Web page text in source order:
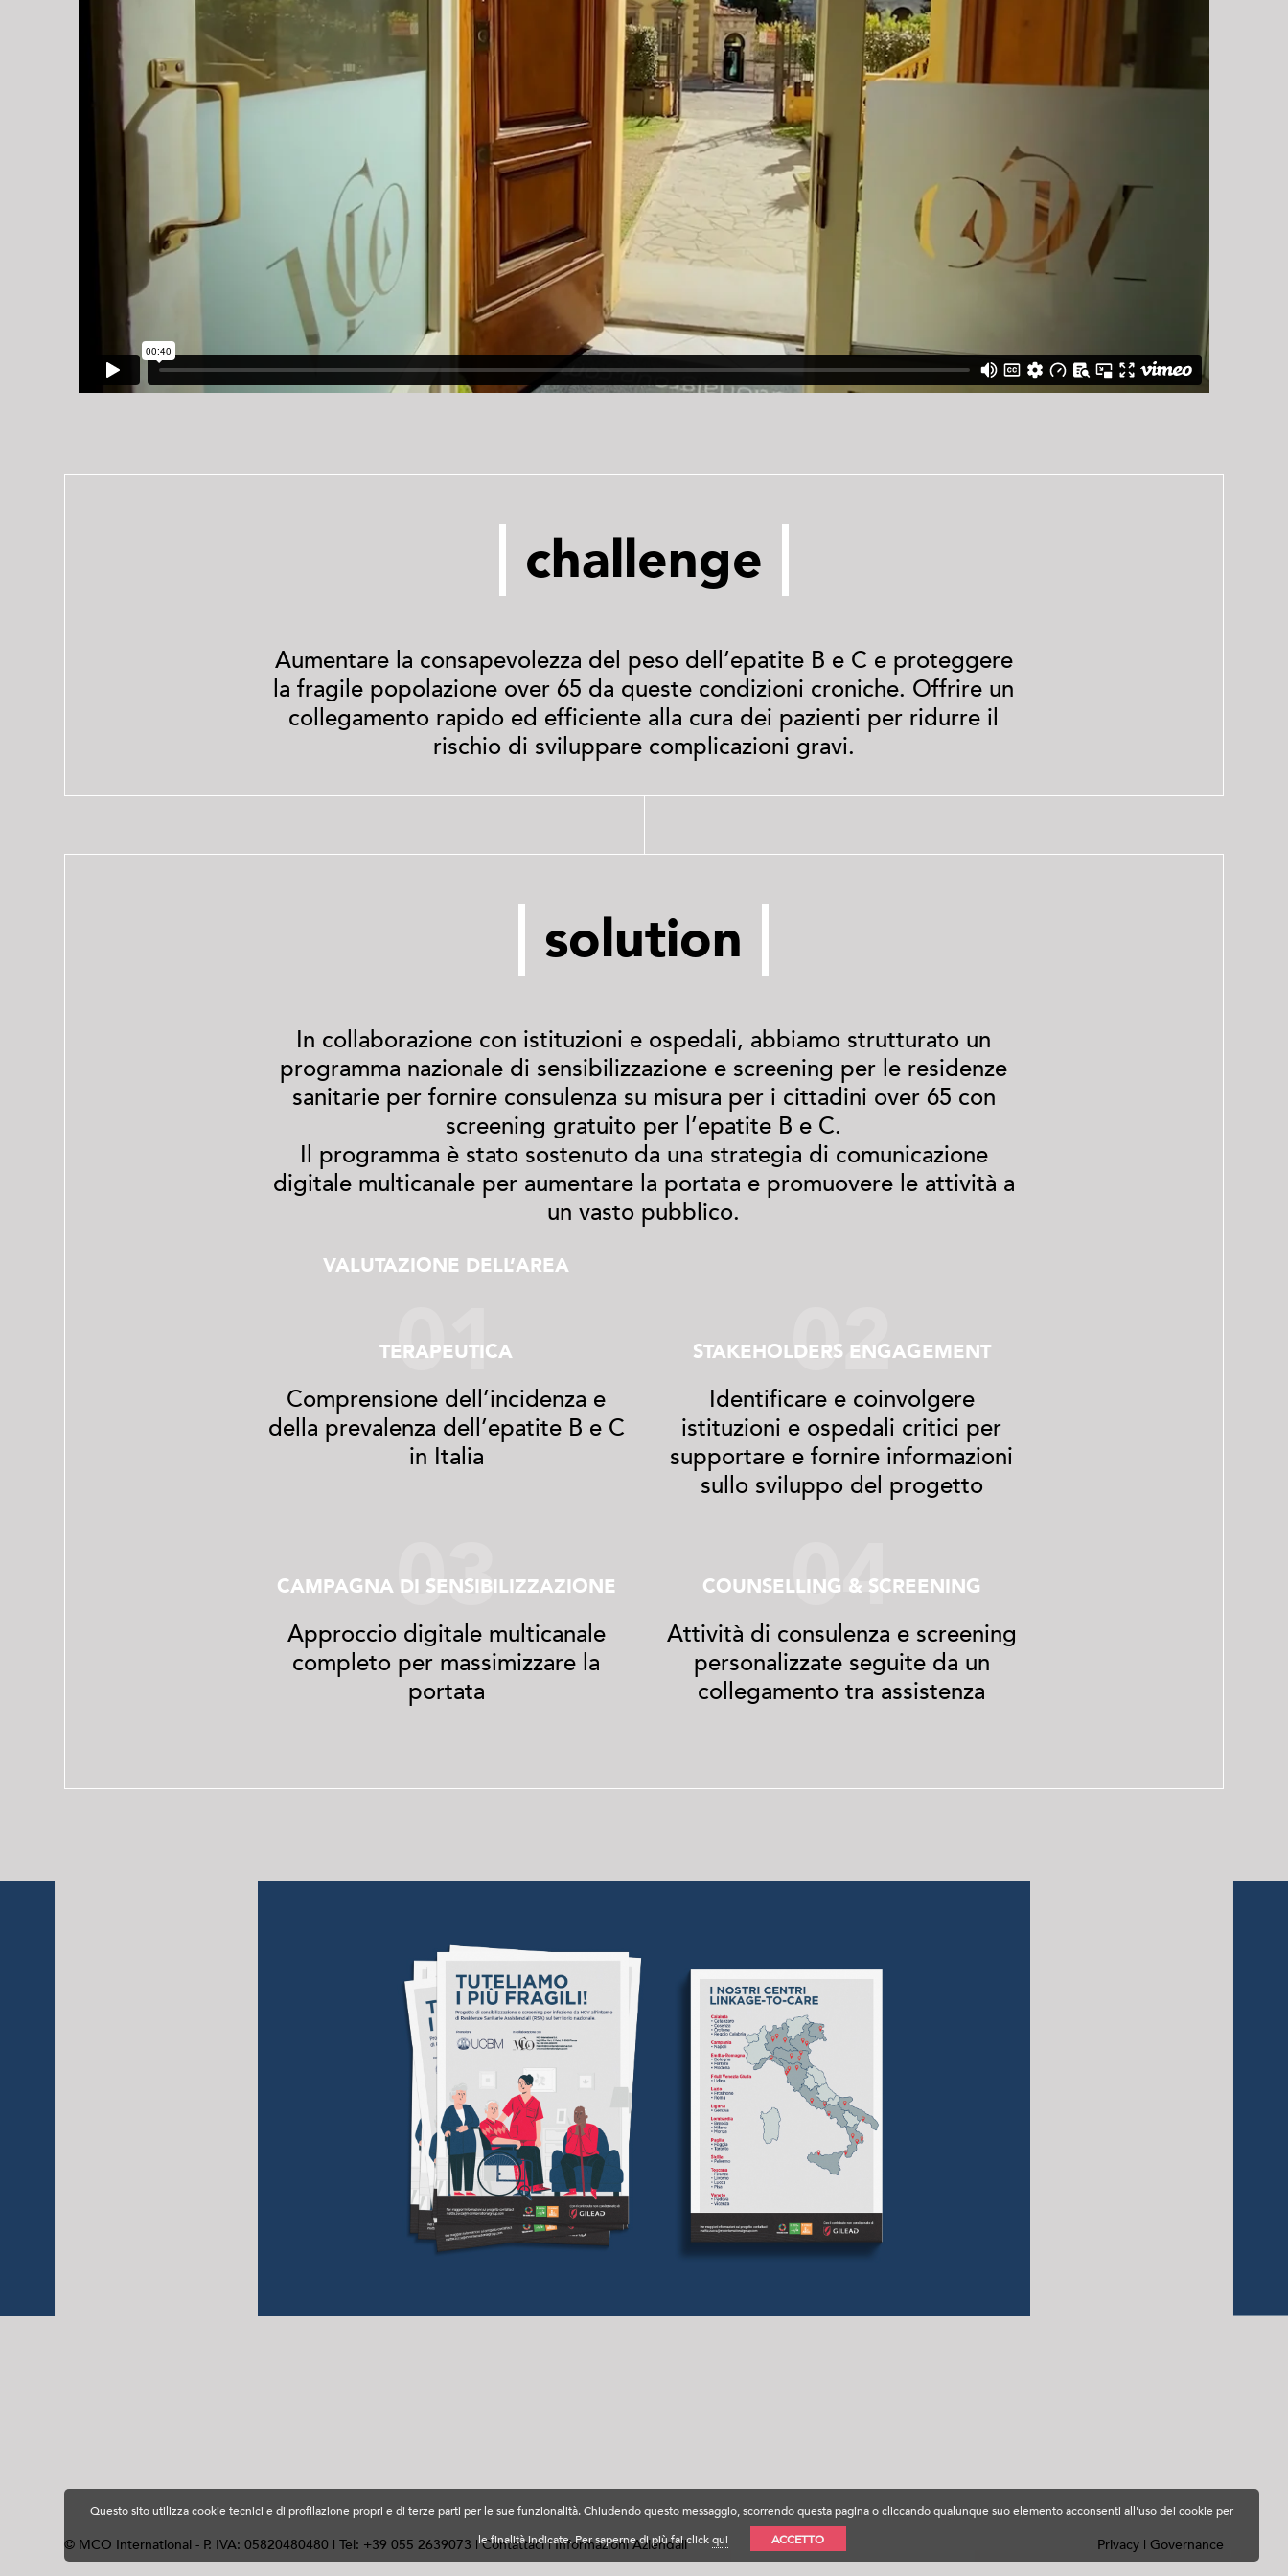
challenge
Aumentare la consapevolezza del peso dell’epatite B e C e proteggere
la fragile popolazione over 65 da queste condizioni croniche. Offrire un
collegamento rapido ed efficiente alla cura dei pazienti per ridurre il
rischio di sviluppare complicazioni gravi.
solution
In collaborazione con istituzioni e ospedali, abbiamo strutturato un
programma nazionale di sensibilizzazione e screening per le residenze
sanitarie per fornire consulenza su misura per i cittadini over 65 con
screening gratuito per l’epatite B e C.
Il programma è stato sostenuto da una strategia di comunicazione
digitale multicanale per aumentare la portata e promuovere le attività a
un vasto pubblico.
01
VALUTAZIONE DELL’AREA
TERAPEUTICA
Comprensione dell’incidenza e
della prevalenza dell’epatite B e C
in Italia
02
STAKEHOLDERS ENGAGEMENT
Identificare e coinvolgere
istituzioni e ospedali critici per
supportare e fornire informazioni
sullo sviluppo del progetto
03
CAMPAGNA DI SENSIBILIZZAZIONE
Approccio digitale multicanale
completo per massimizzare la
portata
04
COUNSELLING & SCREENING
Attività di consulenza e screening
personalizzate seguite da un
collegamento tra assistenza
© MCO International - P. IVA: 05820480480 | Tel: +39 055 2639073 |Contattaci|Informazioni Aziendali Privacy| Governance
Questo sito utilizza cookie tecnici e di profilazione propri e di terze parti per le sue funzionalità. Chiudendo questo messaggio, scorrendo questa pagina o cliccando qualunque suo elemento acconsenti all'uso dei cookie per
le finalità indicate. Per saperne di più fai clickqui ACCETTO